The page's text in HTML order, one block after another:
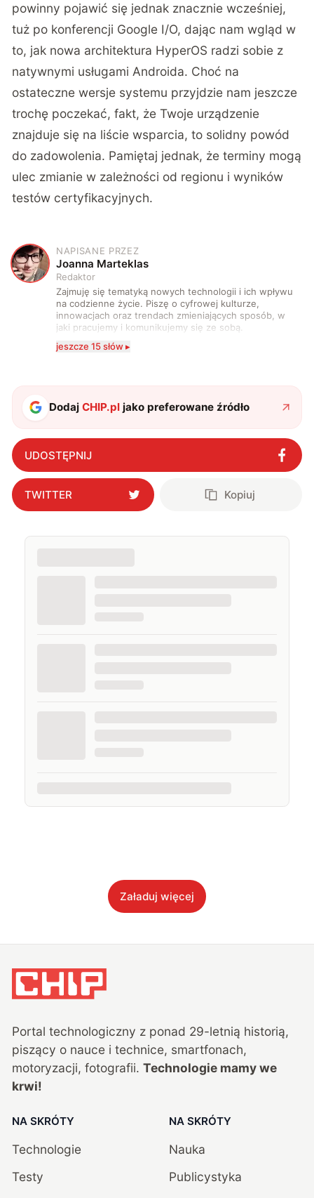
powinny pojawić się jednak znacznie wcześniej,
tuż po konferencji Google I/O, dając nam wgląd w
to, jak nowa architektura HyperOS radzi sobie z
natywnymi usługami Androida. Choć na
ostateczne wersje systemu przyjdzie nam jeszcze
trochę poczekać, fakt, że Twoje urządzenie
znajduje się na liście wsparcia, to solidny powód
do zadowolenia. Pamiętaj jednak, że terminy mogą
ulec zmianie w zależności od regionu i wyników
testów certyfikacyjnych.
J
NAPISANE PRZEZ
Joanna Marteklas
Redaktor
Zajmuję się tematyką nowych technologii i ich wpływu
na codzienne życie. Piszę o cyfrowej kulturze,
innowacjach oraz trendach zmieniających sposób, w
jaki pracujemy i komunikujemy się ze sobą.
Szczególnie interesuje mnie relacja między rozwojem
technologii a współczesną popkulturą. W wolnych
jeszcze 15 słów ▸
DodajCHIP.pl jako preferowane źródło
UDOSTĘPNIJ
TWITTER Kopiuj
Załaduj więcej
Portal technologiczny z ponad 29-letnią historią,
piszący o nauce i technice, smartfonach,
motoryzacji, fotografii. Technologie mamy we
krwi!
NA SKRÓTY
Technologie
Testy
NA SKRÓTY
Nauka
Publicystyka